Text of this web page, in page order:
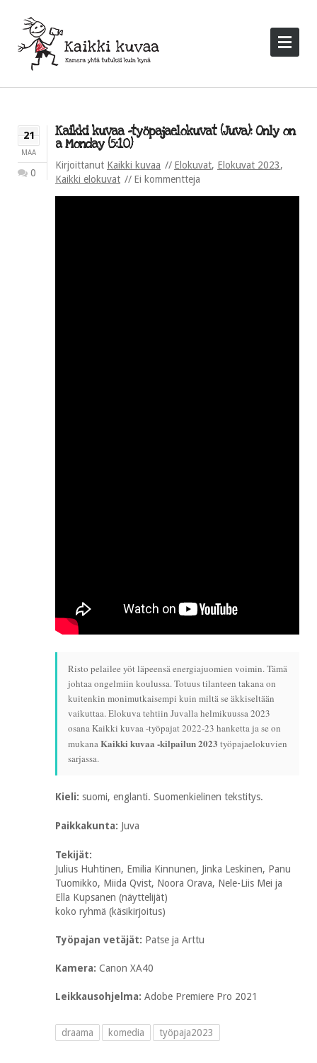
21
MAA
0
Kaikki kuvaa -työpajaelokuvat (Juva): Only on
a Monday (5:10)
Kirjoittanut Kaikki kuvaa Elokuvat, Elokuvat 2023,
Kaikki elokuvat
Ei kommentteja
Risto pelailee yöt läpeensä energiajuomien voimin. Tämä
johtaa ongelmiin koulussa. Totuus tilanteen takana on
kuitenkin monimutkaisempi kuin miltä se äkkiseltään
vaikuttaa. Elokuva tehtiin Juvalla helmikuussa 2023
osana Kaikki kuvaa -työpajat 2022-23 hanketta ja se on
mukanaKaikki kuvaa -kilpailun 2023 työpajaelokuvien
sarjassa.
Kieli: suomi, englanti. Suomenkielinen tekstitys.
Paikkakunta: Juva
Tekijät:
Julius Huhtinen, Emilia Kinnunen, Jinka Leskinen, Panu
Tuomikko, Miida Qvist, Noora Orava, Nele-Liis Mei ja
Ella Kupsanen (näyttelijät)
koko ryhmä (käsikirjoitus)
Työpajan vetäjät: Patse ja Arttu
Kamera: Canon XA40
Leikkausohjelma: Adobe Premiere Pro 2021
draama komedia työpaja2023